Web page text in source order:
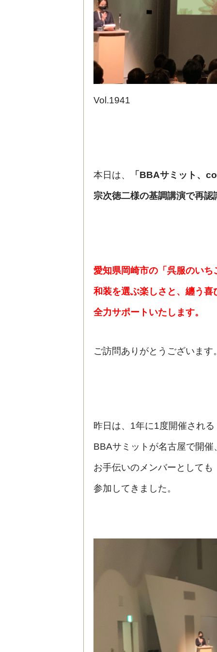
Vol.1941
本日は、 「BBAサミット、
宗次徳二様の基調講演で再認
愛知県岡崎市の「呉服のいち
和装を選ぶ楽しさと、纏う喜
全力サポートいたします。
ご訪問ありがとうございます
昨日は、1年に1度開催される
BBAサミットが名古屋で開催
お手伝いのメンバーとしても
参加してきました。